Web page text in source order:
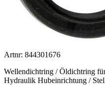
Artnr: 844301676
Wellendichtring / Öldichtring
Hydraulik Hubeinrichtung /